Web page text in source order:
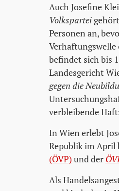
Auch Josefine
Volkspartei
Personen an,
befindet sich bis
Landesgericht
gegen die
verbleibende
In Wien erlebt
Republik im April
(ÖVP)und der
Als